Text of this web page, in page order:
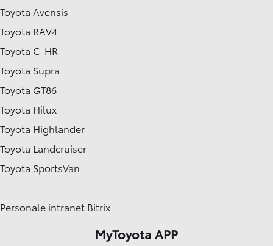
Toyota Avensis
Toyota RAV4
Toyota C-HR
Toyota Supra
Toyota GT86
Toyota Hilux
Toyota Highlander
Toyota Landcruiser
Toyota SportsVan
Personale intranet Bitrix
MyToyota APP